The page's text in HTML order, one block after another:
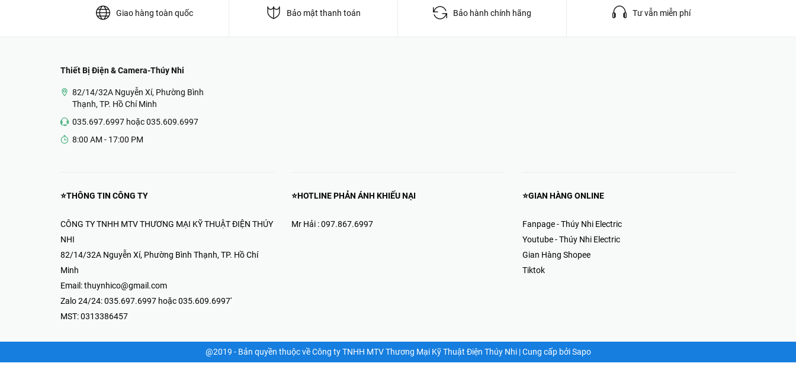
Giao hàng toàn quốc Bảo mật thanh toán Bảo hành chính hãng Tư vẫn miễn phí
Thiết Bị Điện & Camera-Thúy Nhi
82/14/32A Nguyễn Xí, Phường Bình
Thạnh, TP. Hồ Chí Minh